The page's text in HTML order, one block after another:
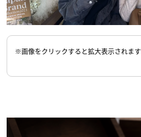
※画像をクリックすると拡大表示されます